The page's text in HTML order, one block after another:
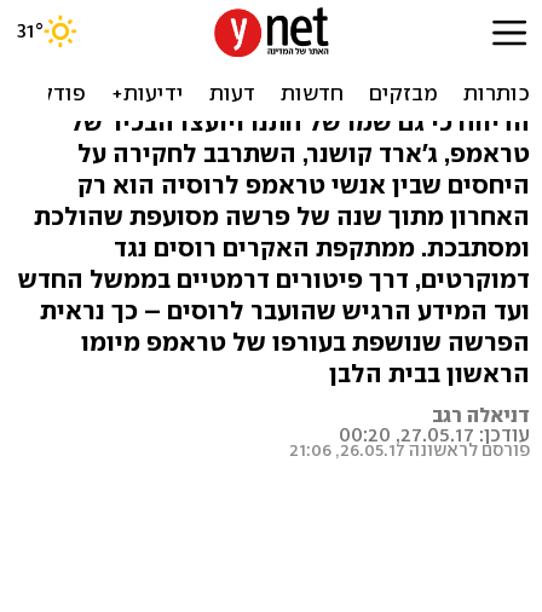
מזימה או הזיה: ההיסטוריה
המורכבת של "רוסיה-גייט"
הדיווח כי גם שמו של חתנו ויועצו הבכיר של
טראמפ, ג'ארד קושנר, השתרבב לחקירה על
היחסים שבין אנשי טראמפ לרוסיה הוא רק
האחרון מתוך שנה של פרשה מסועפת שהולכת
ומסתבכת. ממתקפת האקרים רוסים נגד
דמוקרטים, דרך פיטורים דרמטיים בממשל החדש
ועד המידע הרגיש שהועבר לרוסים – כך נראית
הפרשה שנושפת בעורפו של טראמפ מיומו
הראשון בבית הלבן
דניאלה רגב
עודכן: 27.05.17, 00:20
פורסם לראשונה 26.05.17, 21:06